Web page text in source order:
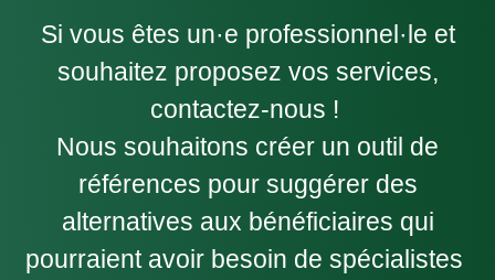
Si vous êtes un·e professionnel·le et
souhaitez proposez vos services,
contactez-nous !
Nous souhaitons créer un outil de
références pour suggérer des
alternatives aux bénéficiaires qui
pourraient avoir besoin de spécialistes